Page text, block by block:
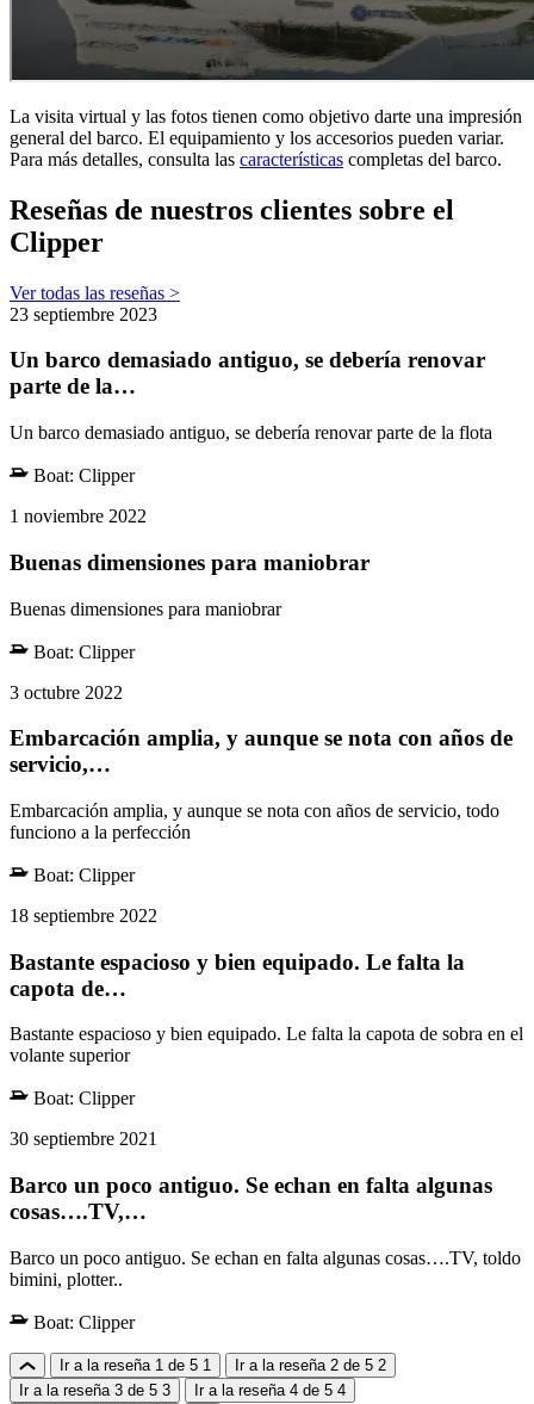
La visita virtual y las fotos tienen como objetivo darte una impresión
general del barco. El equipamiento y los accesorios pueden variar.
Para más detalles, consulta las características completas del barco.
Reseñas de nuestros clientes sobre el
Clipper
Ver todas las reseñas >
23 septiembre 2023
Un barco demasiado antiguo, se debería renovar
parte de la…
Un barco demasiado antiguo, se debería renovar parte de la flota
Boat: Clipper
1 noviembre 2022
Buenas dimensiones para maniobrar
Buenas dimensiones para maniobrar
Boat: Clipper
3 octubre 2022
Embarcación amplia, y aunque se nota con años de
servicio,…
Embarcación amplia, y aunque se nota con años de servicio, todo
funciono a la perfección
Boat: Clipper
18 septiembre 2022
Bastante espacioso y bien equipado. Le falta la
capota de…
Bastante espacioso y bien equipado. Le falta la capota de sobra en el
volante superior
Boat: Clipper
30 septiembre 2021
Barco un poco antiguo. Se echan en falta algunas
cosas….TV,…
Barco un poco antiguo. Se echan en falta algunas cosas….TV, toldo
bimini, plotter..
Boat: Clipper
Ir a la reseña 1 de 5 1 Ir a la reseña 2 de 5 2
Ir a la reseña 3 de 5 3 Ir a la reseña 4 de 5 4